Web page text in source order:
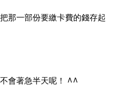
那一部份要繳卡費的錢存起
會著急半天呢！ ^^